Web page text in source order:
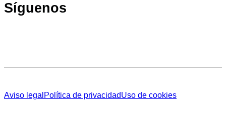
Síguenos
Aviso legal Política de privacidadUso de cookies